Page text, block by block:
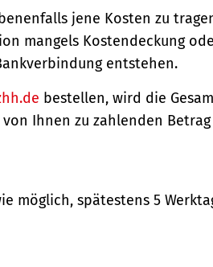
jene Kosten zu
mangels Kostendeckung
entstehen.
bestellen, wird die
Ihnen zu zahlenden
möglich, spätestens 5